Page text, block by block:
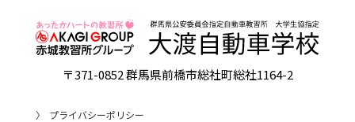
〒371-0852 群馬県前橋市総社町総社1164-2
プライバシーポリシー